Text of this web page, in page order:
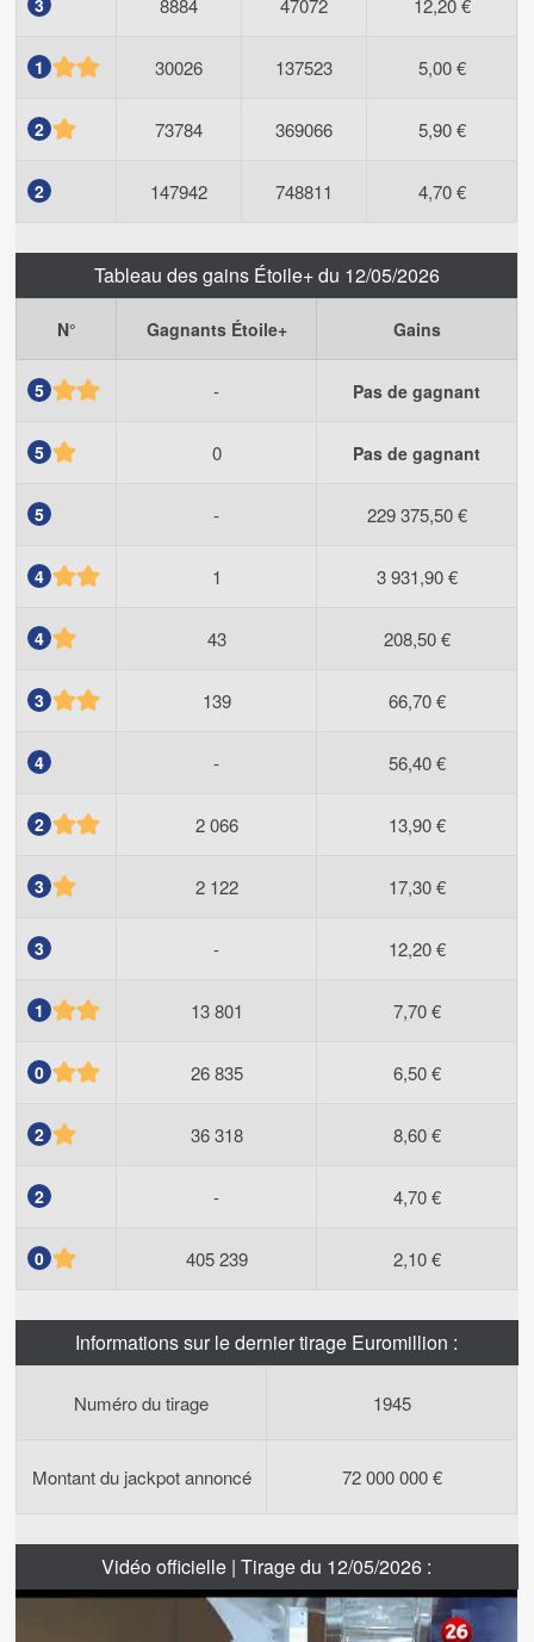
3 8884 47072 12,20 €
1 30026 137523 5,00 €
2 73784 369066 5,90 €
2 147942 748811 4,70 €
Tableau des gains Étoile+ du 12/05/2026
N° Gagnants Étoile+ Gains
5 - Pas de gagnant
5 0 Pas de gagnant
5 - 229 375,50 €
4 1 3 931,90 €
4 43 208,50 €
3 139 66,70 €
4 - 56,40 €
2 2 066 13,90 €
3 2 122 17,30 €
3 - 12,20 €
1 13 801 7,70 €
0 26 835 6,50 €
2 36 318 8,60 €
2 - 4,70 €
0 405 239 2,10 €
Informations sur le dernier tirage Euromillion :
Numéro du tirage 1945
Montant du jackpot annoncé 72 000 000 €
Vidéo officielle | Tirage du 12/05/2026 :